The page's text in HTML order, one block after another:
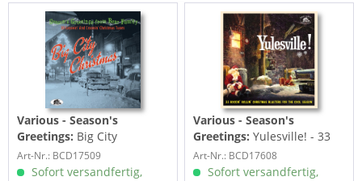
Various - Season's
Greetings: Big City
Christmas - 30 Groovin' And
Croonin'...
Art-Nr.: BCD17509
Sofort versandfertig,
Various - Season's
Greetings: Yulesville! - 33
Rockin' Rollin' Christmas...
Art-Nr.: BCD17608
Sofort versandfertig,